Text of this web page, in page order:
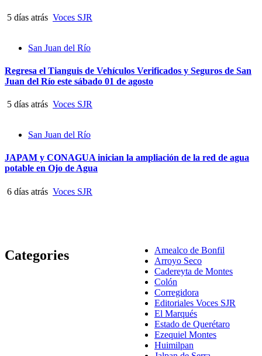
5 días atrás Voces SJR
San Juan del Río
Regresa el Tianguis de Vehículos Verificados y Seguros de San
Juan del Río este sábado 01 de agosto
5 días atrás Voces SJR
San Juan del Río
JAPAM y CONAGUA inician la ampliación de la red de agua
potable en Ojo de Agua
6 días atrás Voces SJR
Categories
Amealco de Bonfil
Arroyo Seco
Cadereyta de Montes
Colón
Corregidora
Editoriales Voces SJR
El Marqués
Estado de Querétaro
Ezequiel Montes
Huimilpan